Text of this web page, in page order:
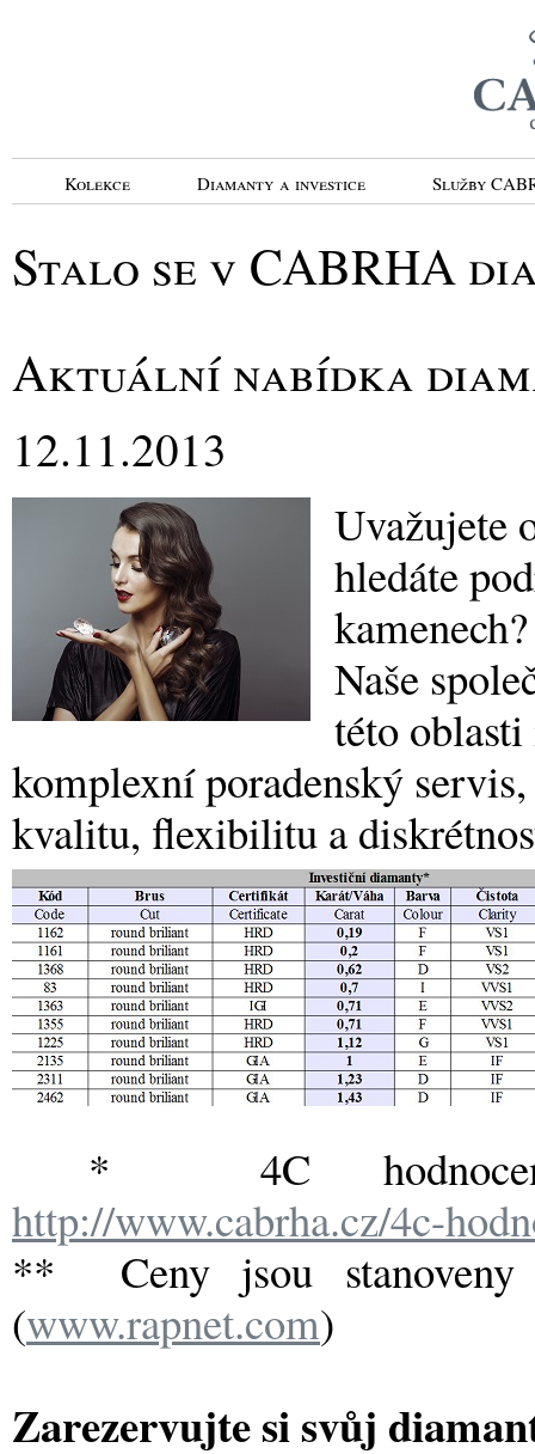
Kolekce Diamanty a investice Služby
Stalo se v CABRHA
Aktuální nabídka
12.11.2013
Uvažujete
hledáte
kamenech?
Naše
této
komplexní poradenský
kvalitu, flexibilitu a
* 4C hodnocení
http://www.cabrha.cz/4c-
** Ceny jsou stanoveny
(www.rapnet.com)
Zarezervujte si svůj